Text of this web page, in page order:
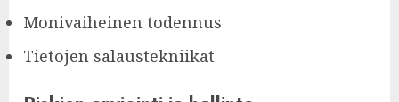
Monivaiheinen todennus
Tietojen salaustekniikat